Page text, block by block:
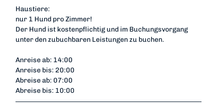
Haustiere:
nur 1 Hund pro Zimmer!
Der Hund ist kostenpflichtig und im Buchungsvorgang
unter den zubuchbaren Leistungen zu buchen.
Anreise ab: 14:00
Anreise bis: 20:00
Abreise ab: 07:00
Abreise bis: 10:00